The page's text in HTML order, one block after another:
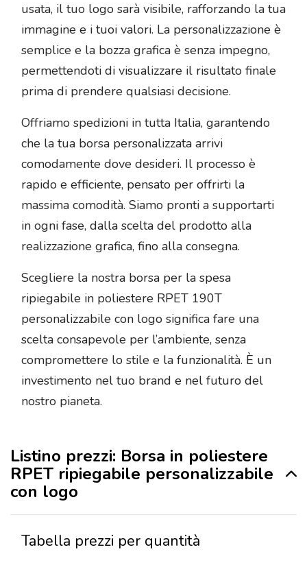
usata, il tuo logo sarà visibile, rafforzando la tua
immagine e i tuoi valori. La personalizzazione è
semplice e la bozza grafica è senza impegno,
permettendoti di visualizzare il risultato finale
prima di prendere qualsiasi decisione.
Offriamo spedizioni in tutta Italia, garantendo
che la tua borsa personalizzata arrivi
comodamente dove desideri. Il processo è
rapido e efficiente, pensato per offrirti la
massima comodità. Siamo pronti a supportarti
in ogni fase, dalla scelta del prodotto alla
realizzazione grafica, fino alla consegna.
Scegliere la nostra borsa per la spesa
ripiegabile in poliestere RPET 190T
personalizzabile con logo significa fare una
scelta consapevole per l’ambiente, senza
compromettere lo stile e la funzionalità. È un
investimento nel tuo brand e nel futuro del
nostro pianeta.
Listino prezzi: Borsa in poliestere
RPET ripiegabile personalizzabile
con logo
Tabella prezzi per quantità